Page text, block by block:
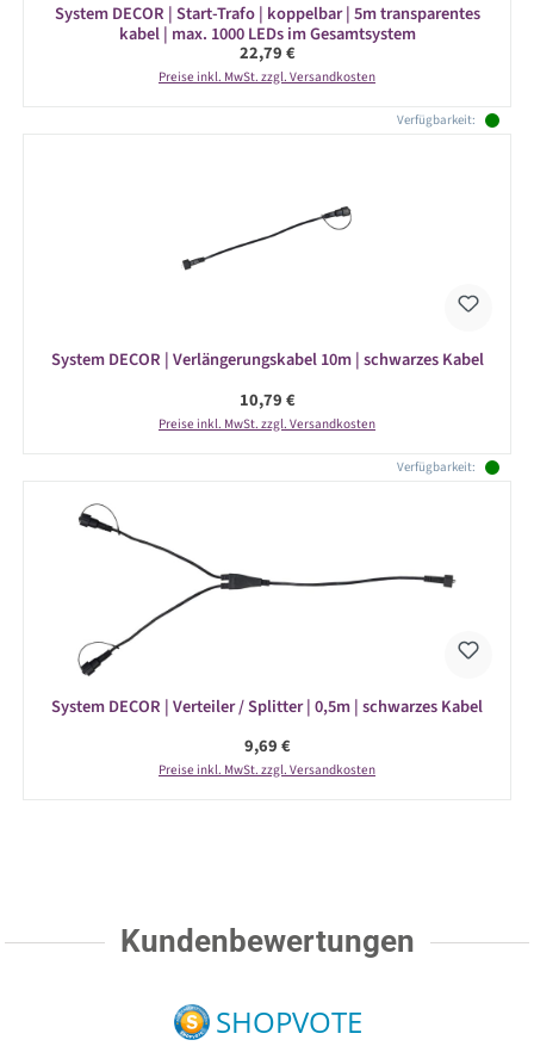
System DECOR | Start-Trafo | koppelbar | 5m transparentes
kabel | max. 1000 LEDs im Gesamtsystem
Regulärer Preis:
22,79 €
Preise inkl. MwSt. zzgl. Versandkosten
Verfügbarkeit:
System DECOR | Verlängerungskabel 10m | schwarzes Kabel
Regulärer Preis:
10,79 €
Preise inkl. MwSt. zzgl. Versandkosten
Verfügbarkeit:
System DECOR | Verteiler / Splitter | 0,5m | schwarzes Kabel
Regulärer Preis:
9,69 €
Preise inkl. MwSt. zzgl. Versandkosten
Kundenbewertungen